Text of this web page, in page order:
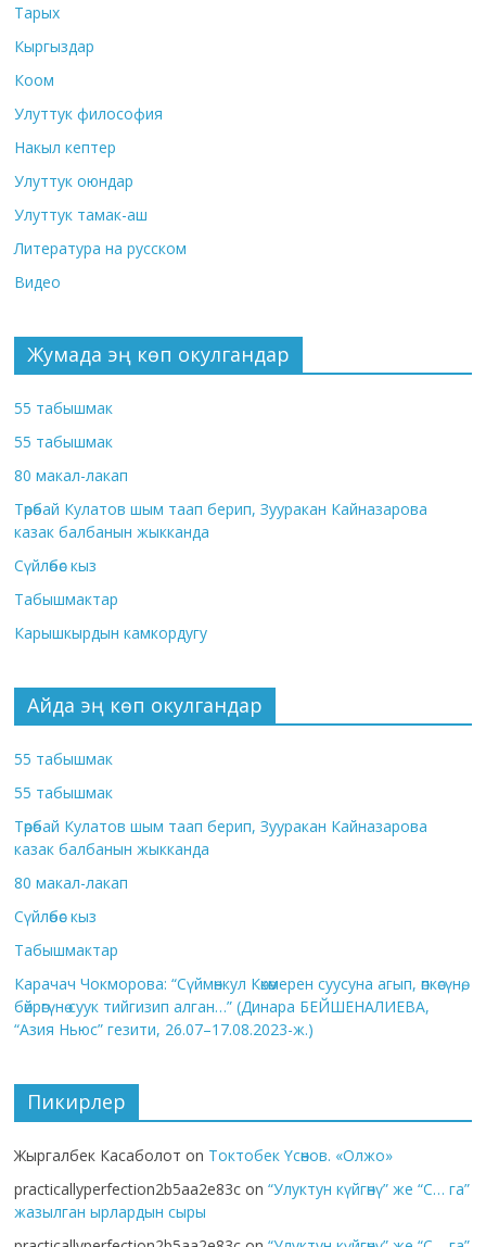
Тарых
Кыргыздар
Коом
Улуттук философия
Накыл кептер
Улуттук оюндар
Улуттук тамак-аш
Литература на русском
Видео
Жумада эң көп окулгандар
55 табышмак
55 табышмак
80 макал-лакап
Төрөбай Кулатов шым таап берип, Зууракан Кайназарова
казак балбанын жыкканда
Сүйлөбөс кыз
Табышмактар
Карышкырдын камкордугу
Айда эң көп окулгандар
55 табышмак
55 табышмак
Төрөбай Кулатов шым таап берип, Зууракан Кайназарова
казак балбанын жыкканда
80 макал-лакап
Сүйлөбөс кыз
Табышмактар
Карачач Чокморова: “Сүймөнкул Көкөмерен суусуна агып, өпкөсүнө,
бөйрөгүнө суук тийгизип алган…” (Динара БЕЙШЕНАЛИЕВА,
“Азия Ньюс” гезити, 26.07–17.08.2023-ж.)
Пикирлер
Жыргалбек Касаболот on Токтобек Үсөнов. «Олжо»
practicallyperfection2b5aa2e83c on“Улуктун күйгөнү” же “С… га”
жазылган ырлардын сыры